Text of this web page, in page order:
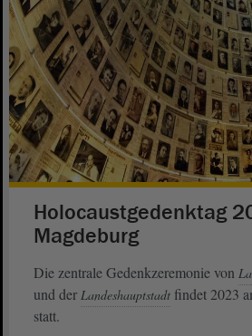
Holocaustgedenktag
Magdeburg
Die zentrale Gedenkzeremonie von
und der Landeshauptstadt findet 2023
statt.